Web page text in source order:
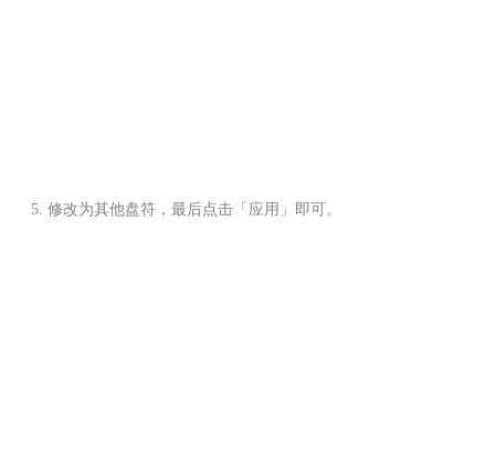
修改为其他盘符，最后点击「应用」即可。